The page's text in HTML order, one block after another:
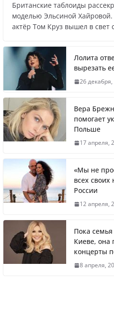
Названы регионы
продолжилась
Что заявил
Житель Швеции
Вера Брежнева
Литва первой в
Британские таблоиды
моделью Эльсиной Хайровой.
актёр Том Круз вышел в свет
Лолита
вырезать
26 декабря,
Вера
помогает
Польше
17 апреля,
«Мы не
всех своих
России
12 апреля,
Пока
Киеве, она
концерты
8 апреля,